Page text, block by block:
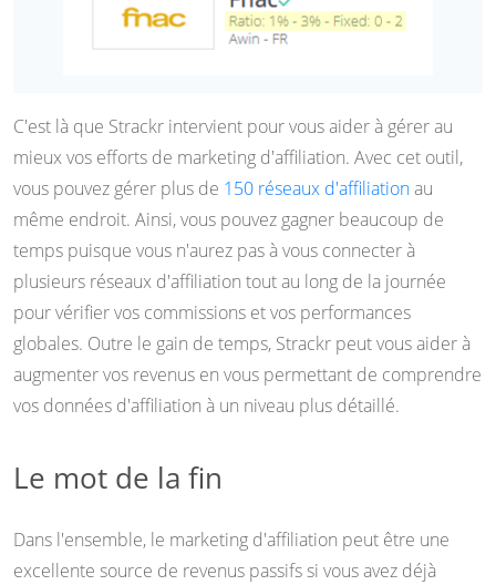
C'est là que Strackr intervient pour vous aider à gérer au
mieux vos efforts de marketing d'affiliation. Avec cet outil,
vous pouvez gérer plus de 150 réseaux d'affiliationau
même endroit. Ainsi, vous pouvez gagner beaucoup de
temps puisque vous n'aurez pas à vous connecter à
plusieurs réseaux d'affiliation tout au long de la journée
pour vérifier vos commissions et vos performances
globales. Outre le gain de temps, Strackr peut vous aider à
augmenter vos revenus en vous permettant de comprendre
vos données d'affiliation à un niveau plus détaillé.
Le mot de la fin
Dans l'ensemble, le marketing d'affiliation peut être une
excellente source de revenus passifs si vous avez déjà